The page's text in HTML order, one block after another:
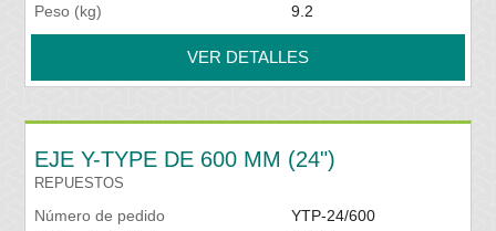
Peso (kg)
9.2
VER DETALLES
EJE Y-TYPE DE 600 MM (24")
REPUESTOS
Número de pedido
YTP-24/600